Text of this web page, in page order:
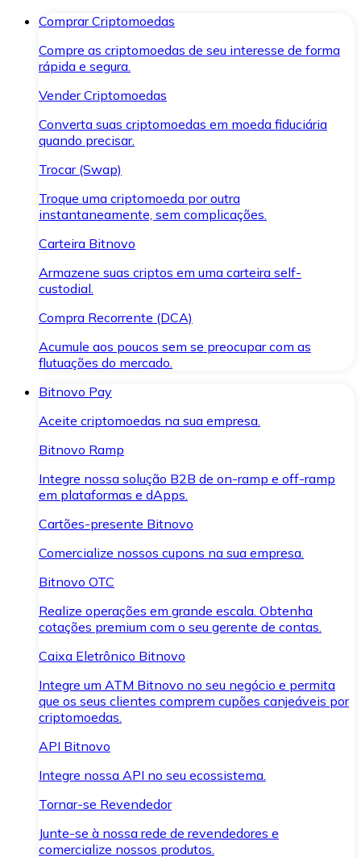
Comprar Criptomoedas
Compre as criptomoedas de seu interesse de forma
rápida e segura.
Vender Criptomoedas
Converta suas criptomoedas em moeda fiduciária
quando precisar.
Trocar (Swap)
Troque uma criptomoeda por outra
instantaneamente, sem complicações.
Carteira Bitnovo
Armazene suas criptos em uma carteira self-
custodial.
Compra Recorrente (DCA)
Acumule aos poucos sem se preocupar com as
flutuações do mercado.
Bitnovo Pay
Aceite criptomoedas na sua empresa.
Bitnovo Ramp
Integre nossa solução B2B de on-ramp e off-ramp
em plataformas e dApps.
Cartões-presente Bitnovo
Comercialize nossos cupons na sua empresa.
Bitnovo OTC
Realize operações em grande escala. Obtenha
cotações premium com o seu gerente de contas.
Caixa Eletrônico Bitnovo
Integre um ATM Bitnovo no seu negócio e permita
que os seus clientes comprem cupões canjeáveis por
criptomoedas.
API Bitnovo
Integre nossa API no seu ecossistema.
Tornar-se Revendedor
Junte-se à nossa rede de revendedores e
comercialize nossos produtos.